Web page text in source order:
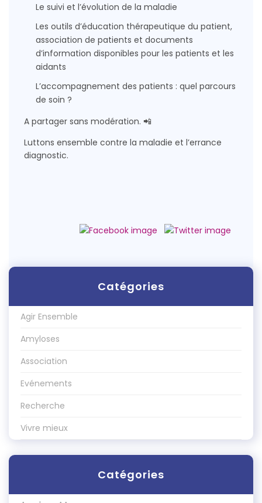
Le suivi et l’évolution de la maladie
Les outils d’éducation thérapeutique du patient,
association de patients et documents
d’information disponibles pour les patients et les
aidants
L’accompagnement des patients : quel parcours
de soin ?
A partager sans modération. 📲
Luttons ensemble contre la maladie et l’errance
diagnostic.
Catégories
Agir Ensemble
Amyloses
Association
Evénements
Recherche
Vivre mieux
Catégories